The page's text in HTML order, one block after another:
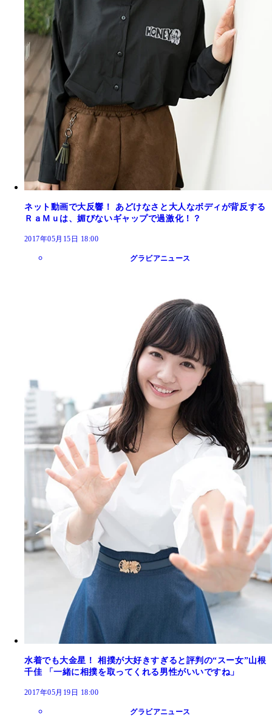
ネット動画で大反響！ あどけなさと大人なボディが背反する
ＲａＭｕは、媚びないギャップで過激化！？
2017年05月15日 18:00
グラビアニュース
水着でも大金星！ 相撲が大好きすぎると評判の“スー女”山根
千佳 「一緒に相撲を取ってくれる男性がいいですね」
2017年05月19日 18:00
グラビアニュース